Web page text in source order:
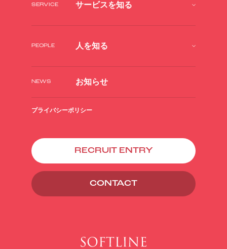
SERVICE サービスを知る
PEOPLE 人を知る
NEWS お知らせ
プライバシーポリシー
RECRUIT ENTRY
CONTACT